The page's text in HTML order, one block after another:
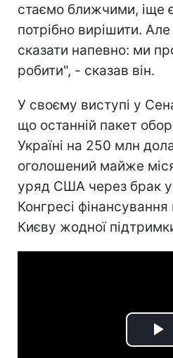
стаємо ближчими, іще
потрібно вирішити.
сказати напевно: ми
робити", - сказав він.
У своєму виступі у
що останній пакет
Україні на 250 млн
оголошений майже
уряд США через брак
Конгресі фінансування
Києву жодної